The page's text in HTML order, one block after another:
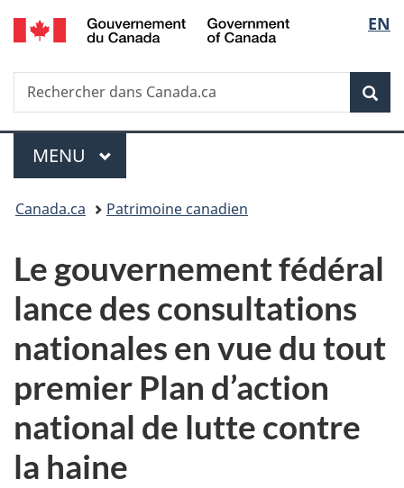
Passer
au
principal
Passer
à
Au
du
Passer
à
version
simplifiée
de
la
EN
Recherche
Rechercher
dans
Menu
MENU PRINCIPAL
Vous
ici :
Canada.ca Patrimoine canadien
Le gouvernement fédéral
lance des consultations
nationales en vue du tout
premier Plan d’action
national de lutte contre
la haine